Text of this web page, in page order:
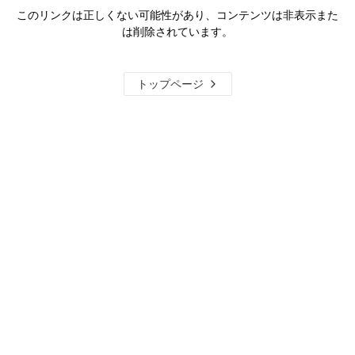
このリンクは正しくない可能性があり、コンテンツは非表示また
は削除されています。
トップページ